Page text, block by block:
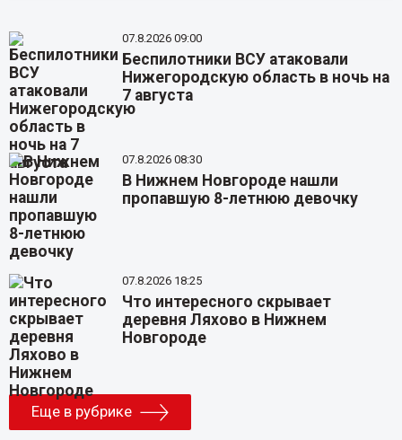
07.8.2026 09:00
Беспилотники ВСУ атаковали
Нижегородскую область в ночь на
7 августа
07.8.2026 08:30
В Нижнем Новгороде нашли
пропавшую 8-летнюю девочку
07.8.2026 18:25
Что интересного скрывает
деревня Ляхово в Нижнем
Новгороде
Еще в рубрике